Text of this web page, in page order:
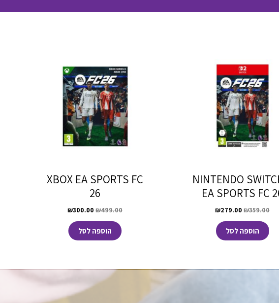
NINTENDO
EA SPORTS FC
₪359.00
₪279.00
הוספה לסל
XBOX EA SPORTS FC
26
₪499.00
₪300.00
הוספה לסל